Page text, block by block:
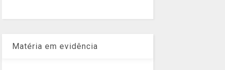
Matéria em evidência